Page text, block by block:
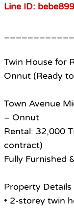
Line ID:
Twin House for
Onnut (Ready
Town Avenue
– Onnut
Rental: 32,000
contract)
Fully Furnished
Property Details
• 2-storey twin